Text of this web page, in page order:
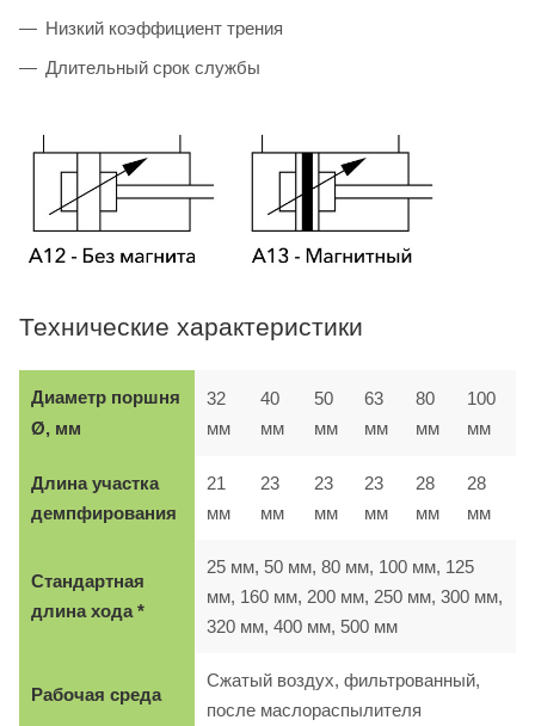
Низкий коэффициент трения
Длительный срок службы
Технические характеристики
Диаметр поршня
Ø, мм
32
мм
40
мм
50
мм
63
мм
80
мм
100
мм
Длина участка
демпфирования
21
мм
23
мм
23
мм
23
мм
28
мм
28
мм
Стандартная
длина хода *
25 мм, 50 мм, 80 мм, 100 мм, 125
мм, 160 мм, 200 мм, 250 мм, 300 мм,
320 мм, 400 мм, 500 мм
Рабочая среда
Сжатый воздух, фильтрованный,
после маслораспылителя